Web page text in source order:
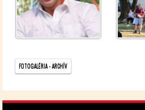
FO­TO­GA­LÉ­RIA - AR­CHÍV